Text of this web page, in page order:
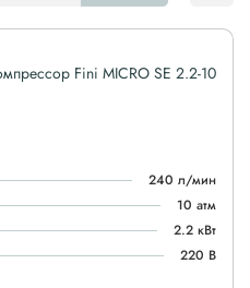
Fini MICRO SE 2.2-10
240 л/мин
10 атм
2.2 кВт
220 В